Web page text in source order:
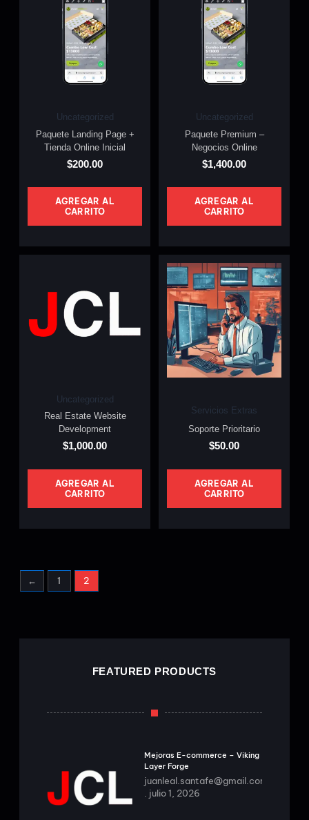
Uncategorized
Paquete Landing Page +
Tienda Online Inicial
$200.00
AGREGAR AL
CARRITO
Uncategorized
Paquete Premium –
Negocios Online
$1,400.00
AGREGAR AL
CARRITO
Uncategorized
Real Estate Website
Development
$1,000.00
AGREGAR AL
CARRITO
Servicios Extras
Soporte Prioritario
$50.00
AGREGAR AL
CARRITO
← 1 2
FEATURED PRODUCTS
Mejoras E-commerce – Viking
Layer Forge
juanleal.santafe@gmail.com
julio 1, 2026